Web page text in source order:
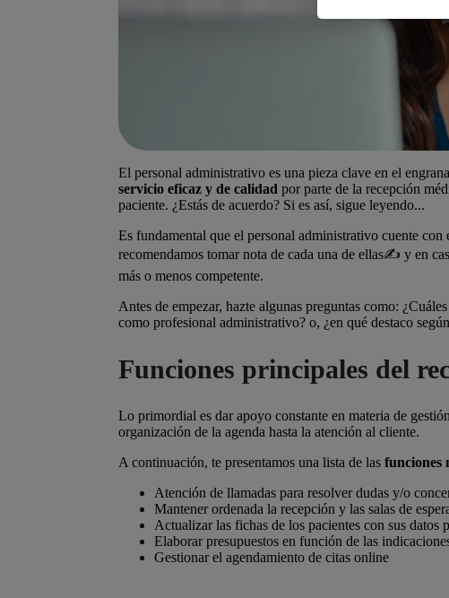
El personal administrativo es una pieza clave en el
servicio eficaz y de calidad por parte de la recepción
paciente. ¿Estás de acuerdo? Si es así, sigue leyendo...
Es fundamental que el personal administrativo cuente con
recomendamos tomar nota de cada una de ellas✍️ y en
más o menos competente.
Antes de empezar, hazte algunas preguntas como:
como profesional administrativo? o, ¿en qué destaco
Funciones principales del
Lo primordial es dar apoyo constante en materia de
organización de la agenda hasta la atención al cliente.
A continuación, te presentamos una lista de las funciones
Atención de llamadas para resolver dudas y/o
Mantener ordenada la recepción y las salas de
Actualizar las fichas de los pacientes con sus datos
Elaborar presupuestos en función de las
Gestionar el agendamiento de citas online